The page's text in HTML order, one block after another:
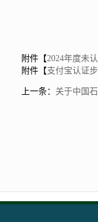
附件【2024年度未
附件【支付宝认证
上一条： 关于中国